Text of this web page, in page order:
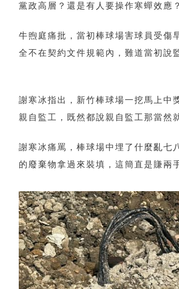
黨政高層？還是有人要操作寒蟬效應？
牛煦庭痛批，當初棒球場害球員受傷
全不在契約文件規範內，難道當初說
謝寒冰指出，新竹棒球場一挖馬上中
親自監工，既然都說親自監工那當然
謝寒冰痛罵，棒球場中埋了什麼亂七
的廢棄物拿過來裝填，這簡直是賺兩